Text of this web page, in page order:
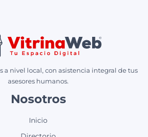
a nivel local, con asistencia integral de tus
asesores humanos.
Nosotros
Inicio